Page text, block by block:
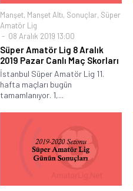
Manşet, Manşet Altı, Sonuçlar, Süper
Amatör Lig
08 Aralık 2019 13:00
Süper Amatör Lig 8 Aralık
2019 Pazar Canlı Maç Skorları
İstanbul Süper Amatör Lig 11.
hafta maçları bugün
tamamlanıyor. 1,...